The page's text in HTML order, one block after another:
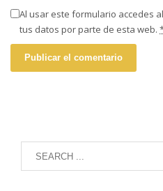
Al usar este formulario accedes
tus datos por parte de esta web.